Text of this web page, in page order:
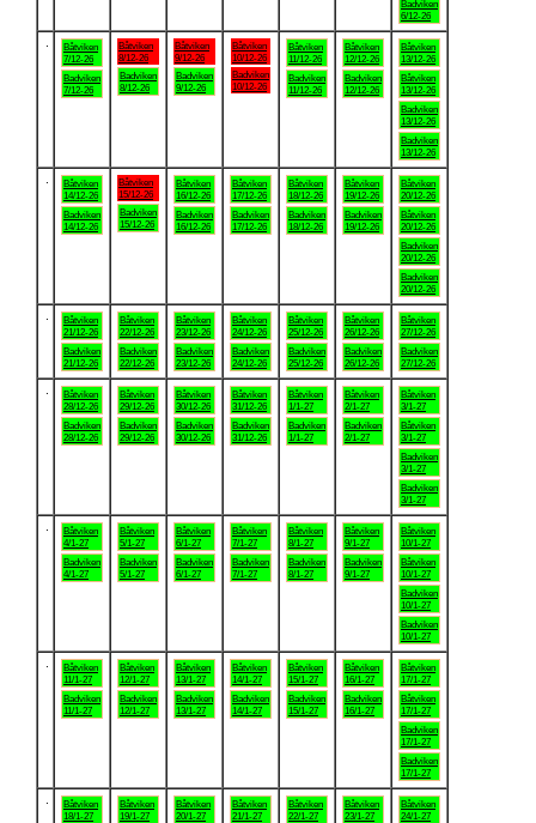
Badviken
6/12-26
Båtviken
7/12-26
Badviken
7/12-26
Båtviken
8/12-26
Badviken
8/12-26
Båtviken
9/12-26
Badviken
9/12-26
Båtviken
10/12-26
Badviken
10/12-26
Båtviken
11/12-26
Badviken
11/12-26
Båtviken
12/12-26
Badviken
12/12-26
Båtviken
13/12-26
Båtviken
13/12-26
Badviken
13/12-26
Badviken
13/12-26
Båtviken
14/12-26
Badviken
14/12-26
Båtviken
15/12-26
Badviken
15/12-26
Båtviken
16/12-26
Badviken
16/12-26
Båtviken
17/12-26
Badviken
17/12-26
Båtviken
18/12-26
Badviken
18/12-26
Båtviken
19/12-26
Badviken
19/12-26
Båtviken
20/12-26
Båtviken
20/12-26
Badviken
20/12-26
Badviken
20/12-26
Båtviken
21/12-26
Badviken
21/12-26
Båtviken
22/12-26
Badviken
22/12-26
Båtviken
23/12-26
Badviken
23/12-26
Båtviken
24/12-26
Badviken
24/12-26
Båtviken
25/12-26
Badviken
25/12-26
Båtviken
26/12-26
Badviken
26/12-26
Båtviken
27/12-26
Badviken
27/12-26
Båtviken
28/12-26
Badviken
28/12-26
Båtviken
29/12-26
Badviken
29/12-26
Båtviken
30/12-26
Badviken
30/12-26
Båtviken
31/12-26
Badviken
31/12-26
Båtviken
1/1-27
Badviken
1/1-27
Båtviken
2/1-27
Badviken
2/1-27
Båtviken
3/1-27
Båtviken
3/1-27
Badviken
3/1-27
Badviken
3/1-27
Båtviken
4/1-27
Badviken
4/1-27
Båtviken
5/1-27
Badviken
5/1-27
Båtviken
6/1-27
Badviken
6/1-27
Båtviken
7/1-27
Badviken
7/1-27
Båtviken
8/1-27
Badviken
8/1-27
Båtviken
9/1-27
Badviken
9/1-27
Båtviken
10/1-27
Båtviken
10/1-27
Badviken
10/1-27
Badviken
10/1-27
Båtviken
11/1-27
Badviken
11/1-27
Båtviken
12/1-27
Badviken
12/1-27
Båtviken
13/1-27
Badviken
13/1-27
Båtviken
14/1-27
Badviken
14/1-27
Båtviken
15/1-27
Badviken
15/1-27
Båtviken
16/1-27
Badviken
16/1-27
Båtviken
17/1-27
Båtviken
17/1-27
Badviken
17/1-27
Badviken
17/1-27
Båtviken
18/1-27
Båtviken
19/1-27
Båtviken
20/1-27
Båtviken
21/1-27
Båtviken
22/1-27
Båtviken
23/1-27
Båtviken
24/1-27